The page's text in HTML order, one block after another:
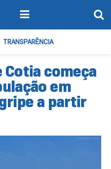
TRANSPARÊNCIA
começa
em
a partir